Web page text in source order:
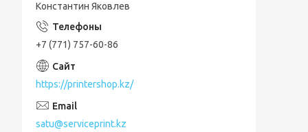
Константин Яковлев
+7 (771) 757-60-86
https://printershop.kz/
satu@serviceprint.kz